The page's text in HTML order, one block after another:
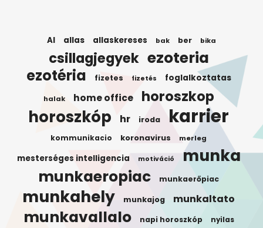
AI allas allaskereses bak ber bika
csillagjegyek ezoteria
ezotéria fizetes fizetés foglalkoztatas
halak home office horoszkop
horoszkóp hr iroda karrier
kommunikacio koronavirus merleg
mesterséges intelligencia motiváció munka
munkaeropiac munkaerőpiac
munkahely munkajog munkaltato
munkavallalo napi horoszkóp nyilas